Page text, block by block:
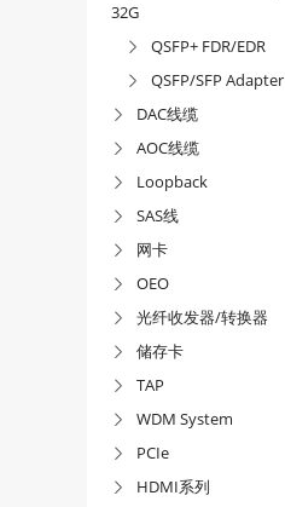
32G
 QSFP+ FDR/EDR
 QSFP/SFP Adapter
 DAC线缆
 AOC线缆
 Loopback
 SAS线
 网卡
 OEO
 光纤收发器/转换器
 储存卡
 TAP
 WDM System
 PCIe
 HDMI系列